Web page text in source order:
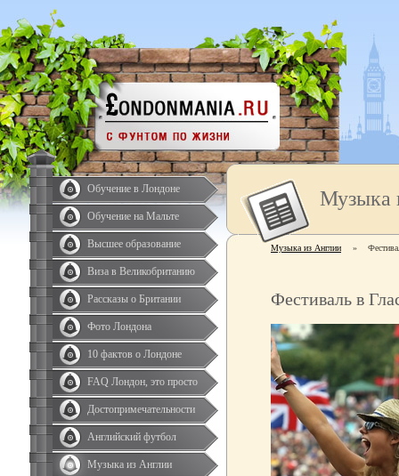
Обучение в Лондоне
Обучение на Мальте
Высшее образование
Виза в Великобританию
Рассказы о Британии
Фото Лондона
10 фактов о Лондоне
FAQ Лондон, это просто
Достопримечательности
Английский футбол
Музыка из Англии
Музыка
Музыка из Англии »
Фестиваль в